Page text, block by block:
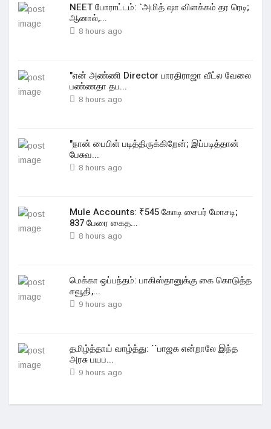
NEET போராட்டம்: `அமித் ஷா விளக்கம் தர ரெடி;
ஆனால்,...
8 hours ago
"என் அண்ணி Director பாரதிராஜா வீட்ல வேலை
பண்ணதா தப...
8 hours ago
"நான் பைபிள் படித்திருக்கிறேன்; இப்படித்தான்
பேசுவ...
8 hours ago
Mule Accounts: ₹545 கோடி சைபர் மோசடி;
837 பேரை கைத...
8 hours ago
மெக்கா ஒப்பந்தம்: பாகிஸ்தானுக்கு கை கொடுத்த
சவூதி,...
9 hours ago
தமிழ்த்தாய் வாழ்த்து: ``பாஜக என்றாலே இந்த
அரசு பயப...
9 hours ago